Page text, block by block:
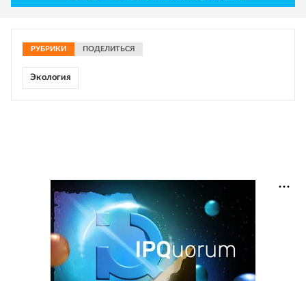
РУБРИКИ ПОДЕЛИТЬСЯ
Экология